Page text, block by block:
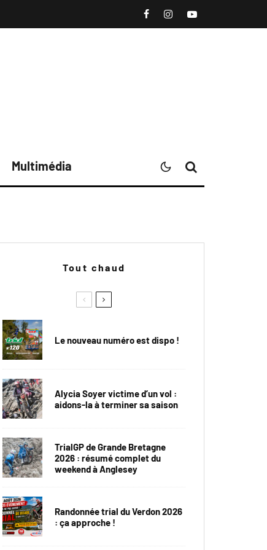
Multimédia
Tout chaud
Le nouveau numéro est dispo !
Alycia Soyer victime d’un vol :
aidons-la à terminer sa saison
TrialGP de Grande Bretagne
2026 : résumé complet du
weekend à Anglesey
Randonnée trial du Verdon 2026
: ça approche !